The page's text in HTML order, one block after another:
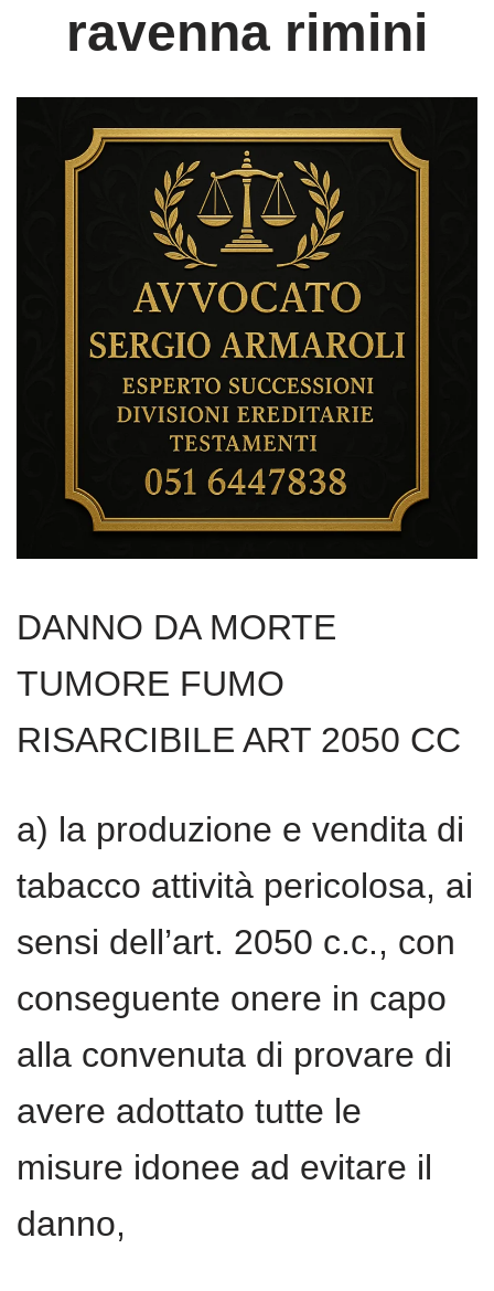
ravenna rimini
DANNO DA MORTE
TUMORE FUMO
RISARCIBILE ART 2050 CC
a) la produzione e vendita di
tabacco attività pericolosa, ai
sensi dell’art. 2050 c.c., con
conseguente onere in capo
alla convenuta di provare di
avere adottato tutte le
misure idonee ad evitare il
danno,